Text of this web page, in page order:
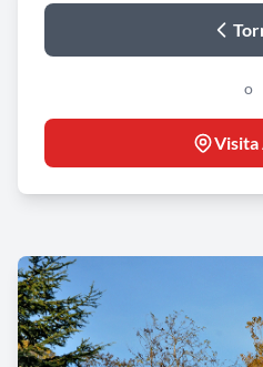
o
Visita